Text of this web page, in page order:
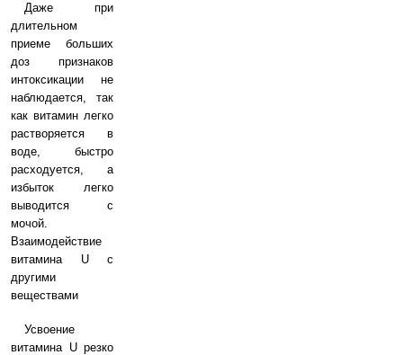
Даже при
длительном
приеме больших
доз признаков
интоксикации не
наблюдается, так
как витамин легко
растворяется в
воде, быстро
расходуется, а
избыток легко
выводится с
мочой.
Взаимодействие
витамина U с
другими
веществами
Усвоение
витамина U резко